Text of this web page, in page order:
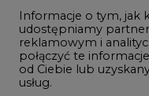
Gospodarka
Geopolityka
LTE450
Informacje o tym, jak
udostępniamy
reklamowym i
połączyć te
od Ciebie lub
usług.